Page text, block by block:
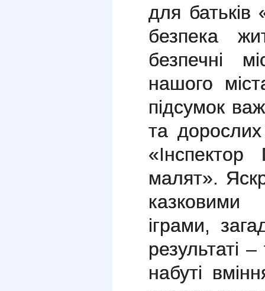
для батьків
безпека
безпечні
нашого
підсумок
та
малят».
іграми,
результаті
набуті